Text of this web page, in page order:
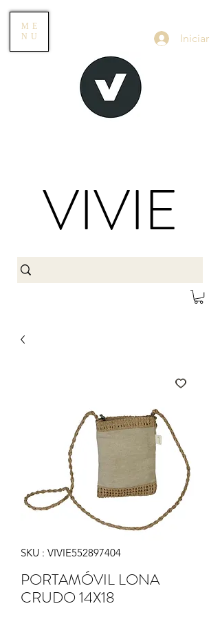
ME
NU
Iniciar
VIVIE
SKU : VIVIE552897404
PORTAMÓVIL LONA
CRUDO 14X18